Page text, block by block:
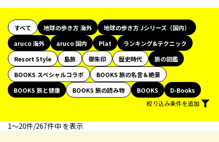
すべて 地球の歩き方 海外
地球の歩き方 Jシリーズ（国内）
aruco 海外
aruco 国内 Plat
ランキング&テクニック
Resort Style
島旅 御朱印 歴史時代
旅の図鑑
BOOKS スペシャルコラボ
BOOKS 旅の名言＆絶景
BOOKS 旅と健康
BOOKS 旅の読み物 BOOKS
D-Books
絞り込み条件を追加
1〜20件/267件中 を表示